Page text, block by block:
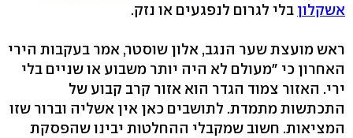
אשקלון בלי לגרום לנפגעים או נזק.
ראש מועצת שער הנגב, אלון שוסטר, אמר בעקבות הירי
האחרון כי "מעולם לא היה יותר משבוע או שניים בלי
ירי. האזור צמוד הגדר הוא אזור קרב קבוע של
התכתשות מתמדת. לתושבים כאן אין אשליה וברור שזו
המציאות. חשוב שמקבלי ההחלטות יבינו שהפסקת